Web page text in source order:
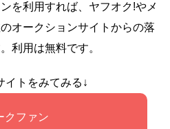
を利用すれば、ヤフオク!やメ
オークションサイトからの落
利用は無料です。
イトをみてみる↓
クファン